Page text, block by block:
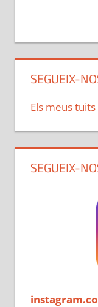
SEGUEIX-
Els meus tuits
SEGUEIX-